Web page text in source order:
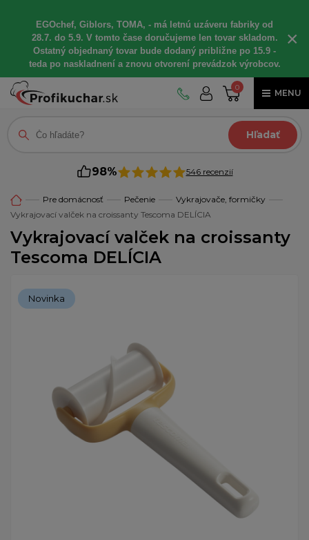
EGOchef, Giblors, TOMA, - má letnú uzáveru fabriky od
28.7. do 5.9. V tomto čase doručujeme len tovar skladom.
Ostatný objednaný tovar bude dodaný približne po 15.9 -
teda po naskladnení a znovu otvorení prevádzok výrobcov.
×
0
MENU
Hľadať
98% 546 recenzií
Pre domácnosť Pečenie
Vykrajovače, formičky
Vykrajovací valček na croissanty Tescoma DELÍCIA
Vykrajovací valček na croissanty
Tescoma DELÍCIA
Novinka